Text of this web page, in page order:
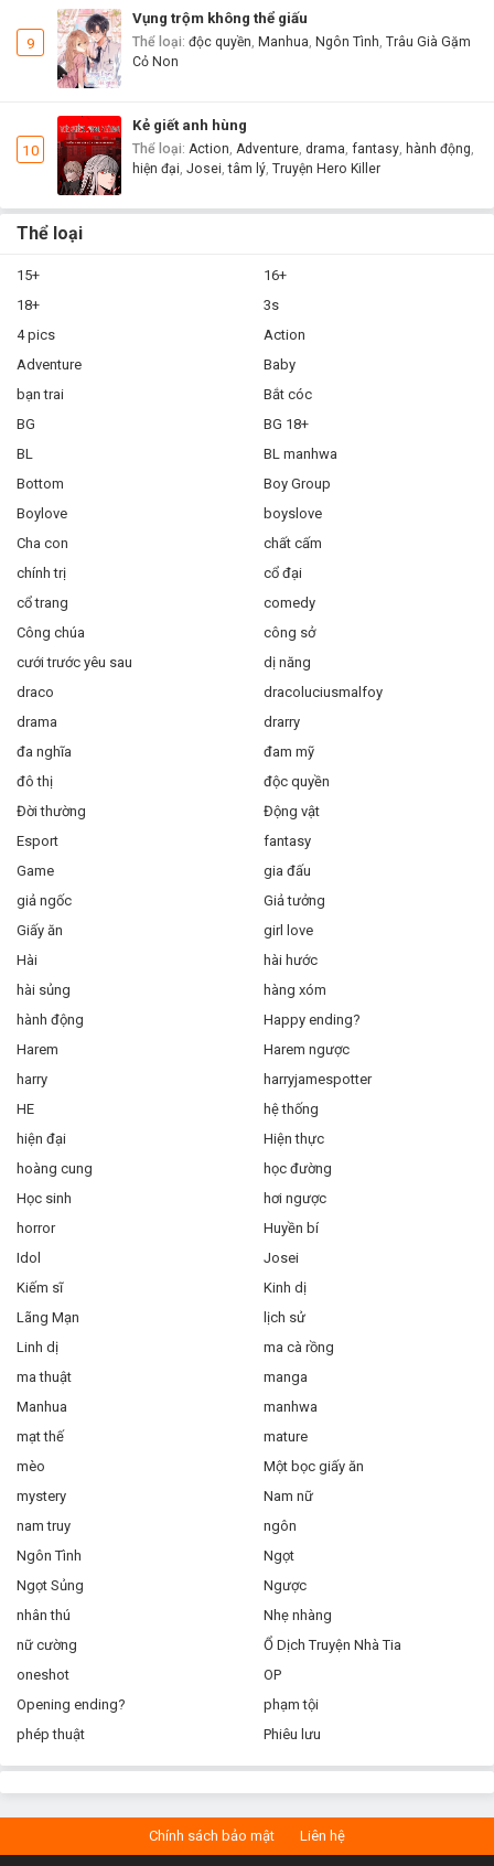
9
Vụng trộm không thể giấu
Thể loại: độc quyền, Manhua, Ngôn Tình, Trâu Già Gặm
Cỏ Non
10
Kẻ giết anh hùng
Thể loại: Action, Adventure, drama, fantasy, hành động,
hiện đại, Josei,tâm lý, Truyện Hero Killer
Thể loại
15+
16+
18+
3s
4 pics
Action
Adventure
Baby
bạn trai
Bắt cóc
BG
BG 18+
BL
BL manhwa
Bottom
Boy Group
Boylove
boyslove
Cha con
chất cấm
chính trị
cổ đại
cổ trang
comedy
Công chúa
công sở
cưới trước yêu sau
dị năng
draco
dracoluciusmalfoy
drama
drarry
đa nghĩa
đam mỹ
đô thị
độc quyền
Đời thường
Động vật
Esport
fantasy
Game
gia đấu
giả ngốc
Giả tưởng
Giấy ăn
girl love
Hài
hài hước
hài sủng
hàng xóm
hành động
Happy ending?
Harem
Harem ngược
harry
harryjamespotter
HE
hệ thống
hiện đại
Hiện thực
hoàng cung
học đường
Học sinh
hơi ngược
horror
Huyền bí
Idol
Josei
Kiếm sĩ
Kinh dị
Lãng Mạn
lịch sử
Linh dị
ma cà rồng
ma thuật
manga
Manhua
manhwa
mạt thế
mature
mèo
Một bọc giấy ăn
mystery
Nam nữ
nam truy
ngôn
Ngôn Tình
Ngọt
Ngọt Sủng
Ngược
nhân thú
Nhẹ nhàng
nữ cường
Ổ Dịch Truyện Nhà Tia
oneshot
OP
Opening ending?
phạm tội
phép thuật
Phiêu lưu
Chính sách bảo mật Liên hệ